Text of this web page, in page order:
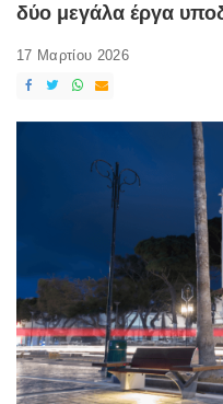
δύο μεγάλα έργα
17 Μαρτίου 2026